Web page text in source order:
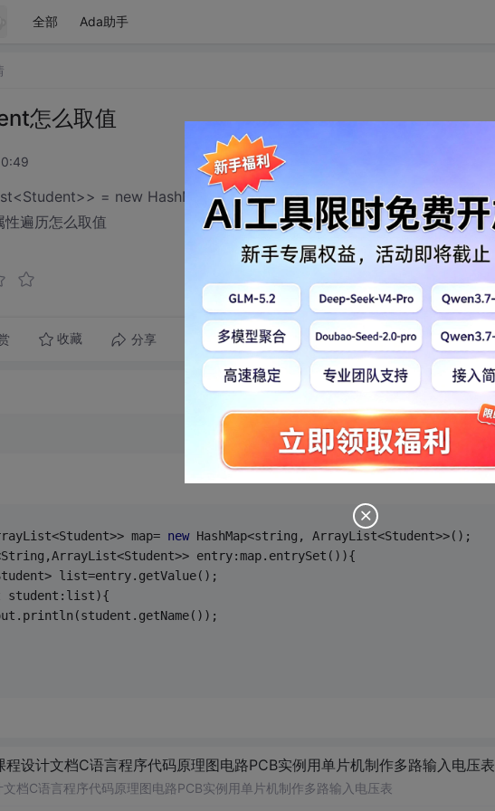
全部 Ada助手
怎么取值
= new HashMap<string, ArrayList<Student>>();
遍历怎么取值
收藏 分享 转发到动态 举报
map= new HashMap<string, ArrayList<Student>>();
entry:map.entrySet()){
list=entry.getValue();
student:list){
设计文档C语言程序代码原理图电路PCB实例用单片机制作多路输入电压表
档C语言程序代码原理图电路PCB实例用单片机制作多路输入电压表